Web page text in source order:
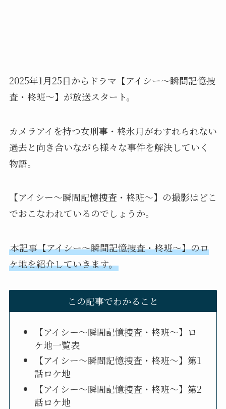
2025年1月25日からドラマ【アイシー～瞬間記憶捜
査・柊班～】が放送スタート。
カメラアイを持つ女刑事・柊氷月がわすれられない
過去と向き合いながら様々な事件を解決していく
物語。
【アイシー～瞬間記憶捜査・柊班～】の撮影はどこ
でおこなわれているのでしょうか。
本記事【アイシー～瞬間記憶捜査・柊班～】のロ
ケ地を紹介していきます。
この記事でわかること
【アイシー～瞬間記憶捜査・柊班～】ロ
ケ地一覧表
【アイシー～瞬間記憶捜査・柊班～】第1
話ロケ地
【アイシー～瞬間記憶捜査・柊班～】第2
話ロケ地